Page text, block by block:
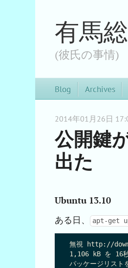
有馬
(彼氏の事情)
Blog Archives
2014年01月26日
公開鍵
出た
Ubuntu 13.10
ある日、
apt-get
無視 http://
1,106 kB を 16
パッケージリス